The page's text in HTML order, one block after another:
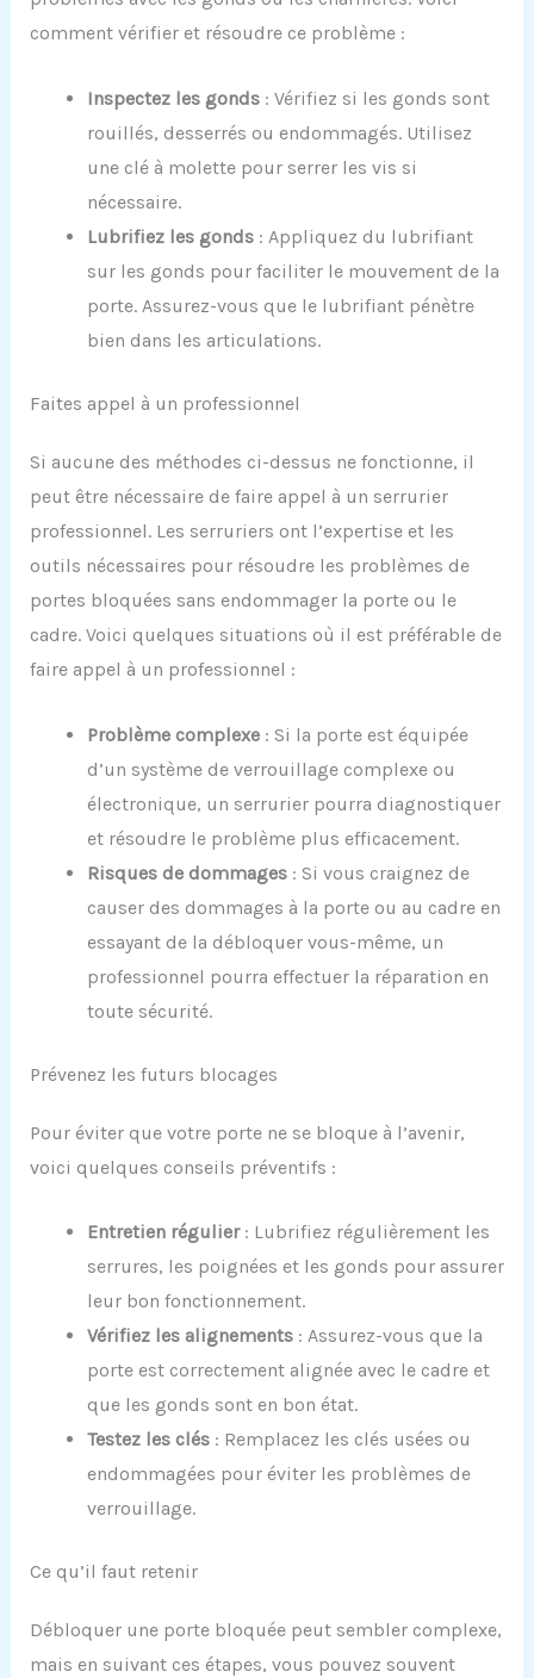
comment vérifier et résoudre ce problème :
Inspectez les gonds: Vérifiez si les gonds sont
rouillés, desserrés ou endommagés. Utilisez
une clé à molette pour serrer les vis si
nécessaire.
Lubrifiez les gonds: Appliquez du lubrifiant
sur les gonds pour faciliter le mouvement de la
porte. Assurez-vous que le lubrifiant pénètre
bien dans les articulations.
Faites appel à un professionnel
Si aucune des méthodes ci-dessus ne fonctionne, il
peut être nécessaire de faire appel à un serrurier
professionnel. Les serruriers ont l’expertise et les
outils nécessaires pour résoudre les problèmes de
portes bloquées sans endommager la porte ou le
cadre. Voici quelques situations où il est préférable de
faire appel à un professionnel :
Problème complexe: Si la porte est équipée
d’un système de verrouillage complexe ou
électronique, un serrurier pourra diagnostiquer
et résoudre le problème plus efficacement.
Risques de dommages: Si vous craignez de
causer des dommages à la porte ou au cadre en
essayant de la débloquer vous-même, un
professionnel pourra effectuer la réparation en
toute sécurité.
Prévenez les futurs blocages
Pour éviter que votre porte ne se bloque à l’avenir,
voici quelques conseils préventifs :
Entretien régulier: Lubrifiez régulièrement les
serrures, les poignées et les gonds pour assurer
leur bon fonctionnement.
Vérifiez les alignements: Assurez-vous que la
porte est correctement alignée avec le cadre et
que les gonds sont en bon état.
Testez les clés: Remplacez les clés usées ou
endommagées pour éviter les problèmes de
verrouillage.
Ce qu’il faut retenir
Débloquer une porte bloquée peut sembler complexe,
mais en suivant ces étapes, vous pouvez souvent